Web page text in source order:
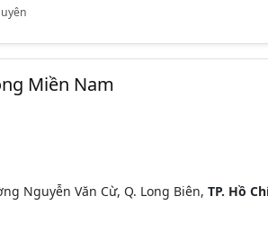
Miền Nam
Nguyễn Văn Cừ, Q. Long Biên, TP. Hồ